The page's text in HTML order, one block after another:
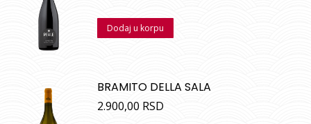
Dodaj u korpu
BRAMITO DELLA SALA
2.900,00 RSD